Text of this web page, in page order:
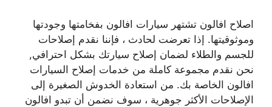
اصلاح افالون تشتهر سيارات افالون بفخامتها وجودتها
وموثوقيتها. إذا تعرضت لحادث ، فإننا نقدم إصلاحات
للجسم والطلاء لضمان إصلاح سيارتك بشكل احترافي,
نحن نقدم مجموعة كاملة من خدمات إصلاح السيارات
افالون الخاصة بك. من استعادة الخدوش الصغيرة إلى
الإصلاحات الأكثر جوهرية ، سوف نضمن أن تبدو افالون